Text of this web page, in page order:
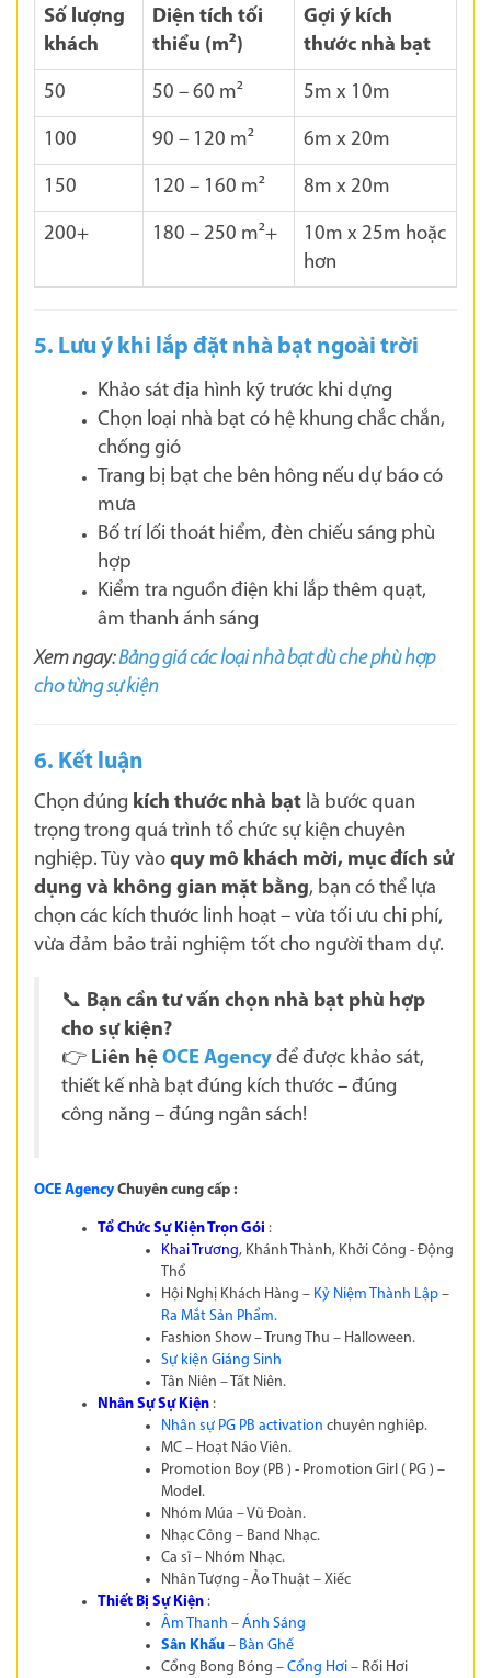
Số lượng
khách
Diện tích tối
thiểu (m²)
Gợi ý kích
thước nhà bạt
50 50 – 60 m² 5m x 10m
100 90 – 120 m² 6m x 20m
150 120 – 160 m² 8m x 20m
200+ 180 – 250 m²+
10m x 25m hoặc
hơn
5. Lưu ý khi lắp đặt nhà bạt ngoài trời
Khảo sát địa hình kỹ trước khi dựng
Chọn loại nhà bạt có hệ khung chắc chắn,
chống gió
Trang bị bạt che bên hông nếu dự báo có
mưa
Bố trí lối thoát hiểm, đèn chiếu sáng phù
hợp
Kiểm tra nguồn điện khi lắp thêm quạt,
âm thanh ánh sáng
Xem ngay:Bảng giá các loại nhà bạt dù che phù hợp
cho từng sự kiện
6. Kết luận
Chọn đúng kích thước nhà bạt là bước quan
trọng trong quá trình tổ chức sự kiện chuyên
nghiệp. Tùy vào quy mô khách mời, mục đích sử
dụng và không gian mặt bằng, bạn có thể lựa
chọn các kích thước linh hoạt – vừa tối ưu chi phí,
vừa đảm bảo trải nghiệm tốt cho người tham dự.
📞 Bạn cần tư vấn chọn nhà bạt phù hợp
cho sự kiện?
👉 Liên hệ OCE Agency để được khảo sát,
thiết kế nhà bạt đúng kích thước – đúng
công năng – đúng ngân sách!
OCE AgencyChuyên cung cấp :
Tổ Chức Sự Kiện Trọn Gói :
Khai Trương, Khánh Thành, Khởi Công - Động
Thổ
Hội Nghị Khách Hàng – Kỷ Niệm Thành Lập –
Ra Mắt Sản Phẩm.
Fashion Show – Trung Thu – Halloween.
Sự kiện Giáng Sinh
Tân Niên – Tất Niên.
Nhân Sự Sự Kiện :
Nhân sự PG PB activation chuyên nghiêp.
MC – Hoạt Náo Viên.
Promotion Boy (PB ) - Promotion Girl ( PG ) –
Model.
Nhóm Múa – Vũ Đoàn.
Nhạc Công – Band Nhạc.
Ca sĩ – Nhóm Nhạc.
Nhân Tượng - Ảo Thuật – Xiếc
Thiết Bị Sự Kiện :
Âm Thanh – Ánh Sáng
Sân Khấu – Bàn Ghế
Cổng Bong Bóng – Cổng Hơi – Rối Hơi